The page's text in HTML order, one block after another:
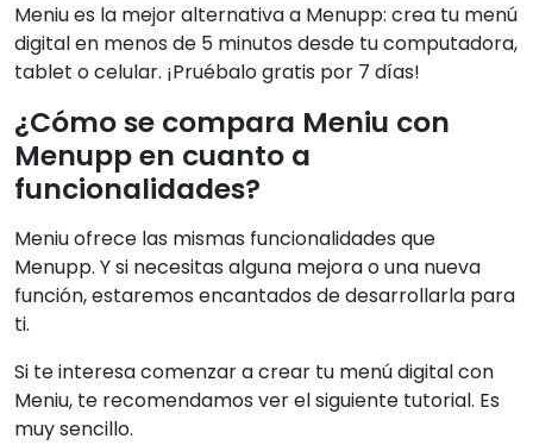
Meniu es la mejor alternativa a Menupp: crea tu menú
digital en menos de 5 minutos desde tu computadora,
tablet o celular. ¡Pruébalo gratis por 7 días!
¿Cómo se compara Meniu con
Menupp en cuanto a
funcionalidades?
Meniu ofrece las mismas funcionalidades que
Menupp. Y si necesitas alguna mejora o una nueva
función, estaremos encantados de desarrollarla para
ti.
Si te interesa comenzar a crear tu menú digital con
Meniu, te recomendamos ver el siguiente tutorial. Es
muy sencillo.